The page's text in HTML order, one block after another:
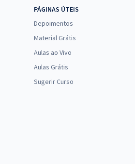
PÁGINAS ÚTEIS
Depoimentos
Material Grátis
Aulas ao Vivo
Aulas Grátis
Sugerir Curso